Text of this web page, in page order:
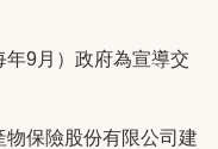
年9月）政府為宣導交
物保險股份有限公司建